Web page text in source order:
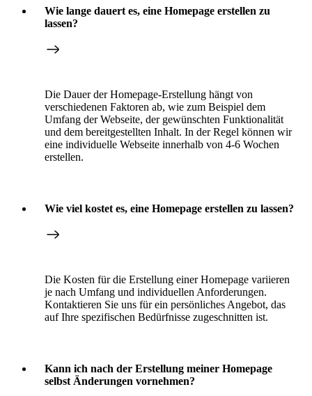
Wie lange dauert es, eine Homepage erstellen zu
lassen?
Die Dauer der Homepage-Erstellung hängt von
verschiedenen Faktoren ab, wie zum Beispiel dem
Umfang der Webseite, der gewünschten Funktionalität
und dem bereitgestellten Inhalt. In der Regel können wir
eine individuelle Webseite innerhalb von 4-6 Wochen
erstellen.
Wie viel kostet es, eine Homepage erstellen zu lassen?
Die Kosten für die Erstellung einer Homepage variieren
je nach Umfang und individuellen Anforderungen.
Kontaktieren Sie uns für ein persönliches Angebot, das
auf Ihre spezifischen Bedürfnisse zugeschnitten ist.
Kann ich nach der Erstellung meiner Homepage
selbst Änderungen vornehmen?